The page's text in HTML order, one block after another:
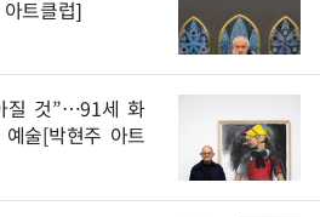
트클럽]
질 것”…91세 화
술[박현주 아트